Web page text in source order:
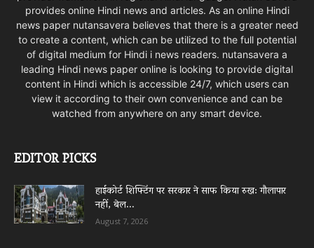
provides online Hindi news and articles. As an online Hindi
news paper nutansavera believes that there is a greater need
to create a content, which can be utilized to the full potential
of digital medium for Hindi i news readers. nutansavera a
leading Hindi news paper online is looking to provide digital
content in Hindi which is accessible 24/7, which users can
view it according to their own convenience and can be
watched from anywhere on any smart device.
EDITOR PICKS
हाईकोर्ट शिफ्टिंग पर सरकार ने साफ किया रुख: गौलापार
नहीं, बेल...
August 7, 2026